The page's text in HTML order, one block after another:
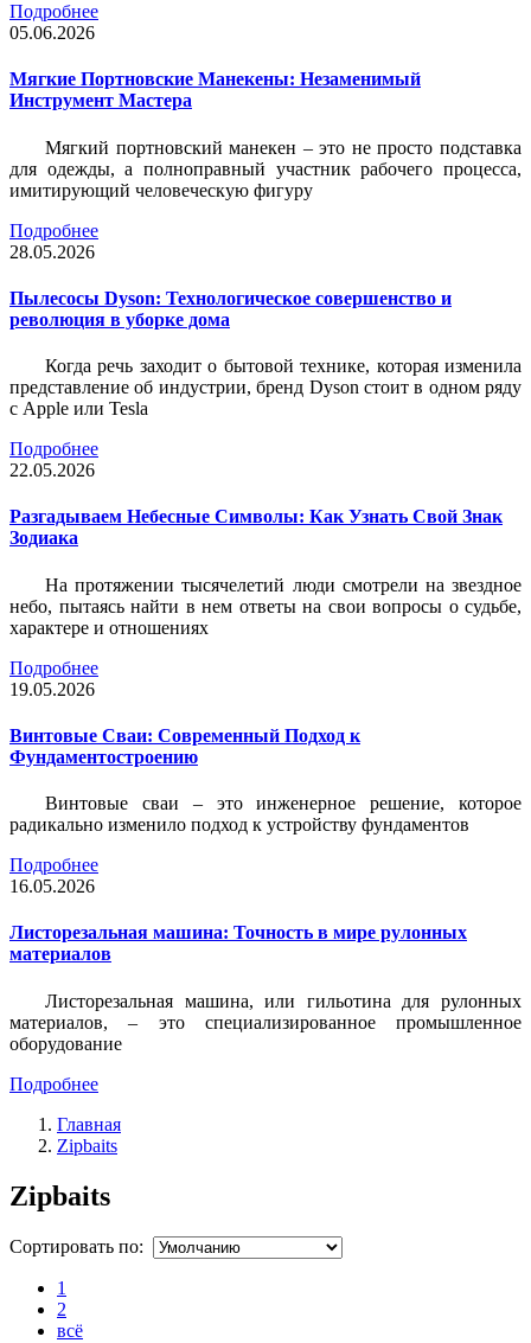
Подробнее
05.06.2026
Мягкие Портновские Манекены: Незаменимый
Инструмент Мастера
Мягкий портновский манекен – это не просто подставка
для одежды, а полноправный участник рабочего процесса,
имитирующий человеческую фигуру
Подробнее
28.05.2026
Пылесосы Dyson: Технологическое совершенство и
революция в уборке дома
Когда речь заходит о бытовой технике, которая изменила
представление об индустрии, бренд Dyson стоит в одном ряду
с Apple или Tesla
Подробнее
22.05.2026
Разгадываем Небесные Символы: Как Узнать Свой Знак
Зодиака
На протяжении тысячелетий люди смотрели на звездное
небо, пытаясь найти в нем ответы на свои вопросы о судьбе,
характере и отношениях
Подробнее
19.05.2026
Винтовые Сваи: Современный Подход к
Фундаментостроению
Винтовые сваи – это инженерное решение, которое
радикально изменило подход к устройству фундаментов
Подробнее
16.05.2026
Листорезальная машина: Точность в мире рулонных
материалов
Листорезальная машина, или гильотина для рулонных
материалов, – это специализированное промышленное
оборудование
Подробнее
Главная
Zipbaits
Zipbaits
Сортировать по:
1
2
всё